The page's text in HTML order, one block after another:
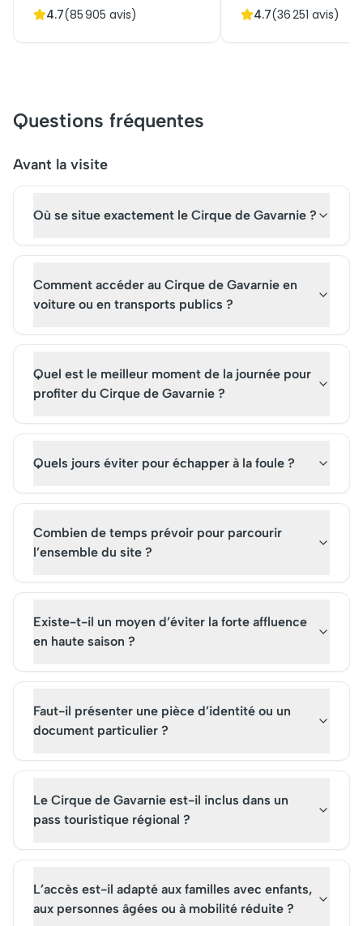
patrimoine mondial de
de réconciliations. Autrefois
bastion stratégique, elle
de visiteurs annuels, désireux
réserver vos billets pour une
4.7(85 905 avis)
offre une immersion
année, qui réservent
inoubliable. C'est
amateurs de
4.7(36 251 avis)
Questions fréquentes
Avant la visite
Où se situe exactement le Cirque de Gavarnie ?
Comment accéder au Cirque de Gavarnie en
voiture ou en transports publics ?
Quel est le meilleur moment de la journée pour
profiter du Cirque de Gavarnie ?
Quels jours éviter pour échapper à la foule ?
Combien de temps prévoir pour parcourir
l’ensemble du site ?
Existe-t-il un moyen d’éviter la forte affluence
en haute saison ?
Faut-il présenter une pièce d’identité ou un
document particulier ?
Le Cirque de Gavarnie est-il inclus dans un
pass touristique régional ?
L’accès est-il adapté aux familles avec enfants,
aux personnes âgées ou à mobilité réduite ?